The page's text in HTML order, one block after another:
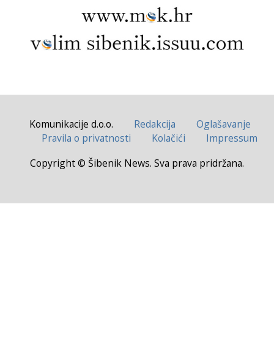
Komunikacije d.o.o. Redakcija
Oglašavanje
Pravila o privatnosti
Kolačići
Impressum
Copyright © Šibenik News. Sva prava pridržana.